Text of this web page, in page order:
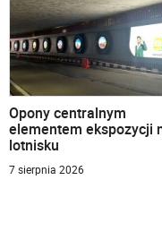
Opony centralnym
elementem ekspozycji
lotnisku
7 sierpnia 2026